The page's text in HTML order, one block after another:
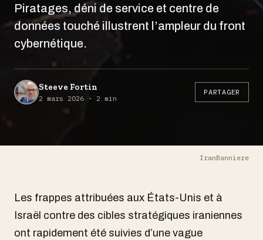
Piratages, déni de service et centre de
données touché illustrent l’ampleur du front
cybernétique.
Steeve Fortin
2 mars 2026 · 2 min
PARTAGER
IranBanniere
Les frappes attribuées aux États-Unis et à
Israël contre des cibles stratégiques iraniennes
ont rapidement été suivies d’une vague